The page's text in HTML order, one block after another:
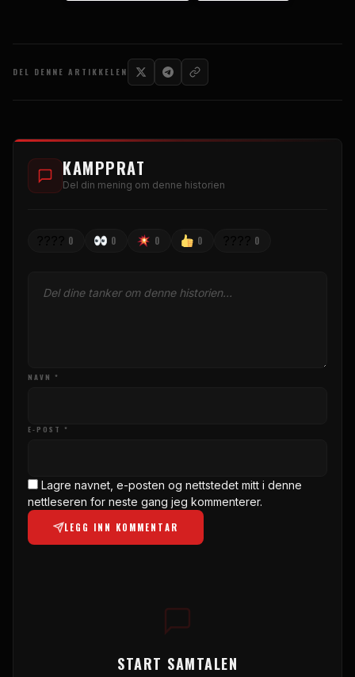
DEL DENNE ARTIKKELEN
KAMPPRAT
Del din mening om denne historien
0 0 0 0 0
NAVN *
E-POST *
Lagre navnet, e-posten og nettstedet mitt i denne
nettleseren for neste gang jeg kommenterer.
LEGG INN KOMMENTAR
START SAMTALEN